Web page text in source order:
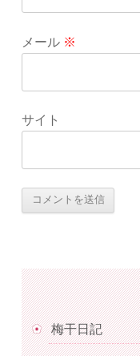
メール ※
サイト
梅干日記